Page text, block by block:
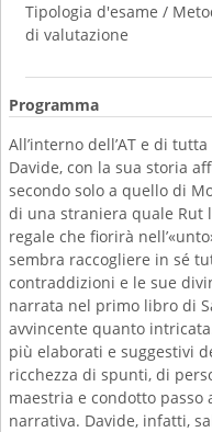
Tipologia d'esame /
di valutazione
Programma
All’interno dell’AT e di
Davide, con la sua storia
secondo solo a quello di
di una straniera quale Rut
regale che fiorirà
sembra raccogliere in sé
contraddizioni e le sue
narrata nel primo libro di
avvincente quanto
più elaborati e suggestivi
ricchezza di spunti, di
maestria e condotto passo
narrativa. Davide, infatti,